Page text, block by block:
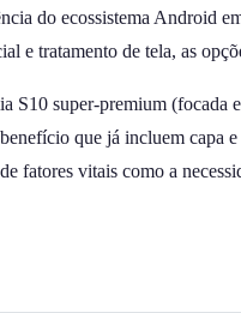
do ecossistema Android
tratamento de tela, as
S10 super-premium
que já incluem capa
fatores vitais como a